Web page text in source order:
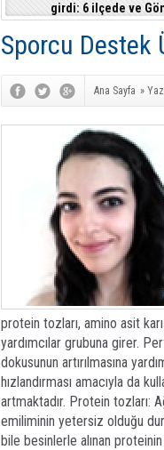
girdi: 6 ilçede ve
çıkarılması
Sporcu Destek
Ana Sayfa »
protein tozları, amino asit
yardımcılar grubuna girer.
dokusunun artırılmasına
hızlandırması amacıyla da
artmaktadır. Protein tozları:
emiliminin yetersiz olduğu
bile besinlerle alınan